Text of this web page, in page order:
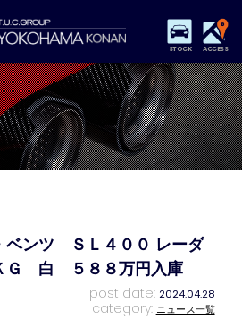
STOCK ACCESS
保証&サービス パーツリスト
店舗情報 アクセスマップ
特別作業 注文販売
スタッフblog 納車blog
ベンツ ＳＬ４００ レーダ
Ｇ 白 ５８８万円入庫
post date: 2024.04.28
category: ニュース一覧